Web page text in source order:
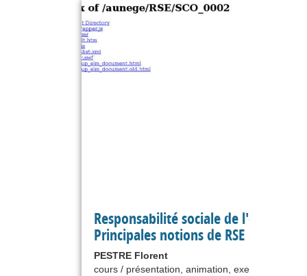
Responsabilité sociale de
Principales notions de RSE
PESTRE Florent
cours / présentation, animation, exercice,